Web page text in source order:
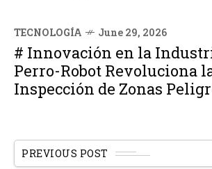
TECNOLOGÍA June 29, 2026
# Innovación en la
Perro-Robot Revoluciona
Inspección de Zonas
PREVIOUS POST